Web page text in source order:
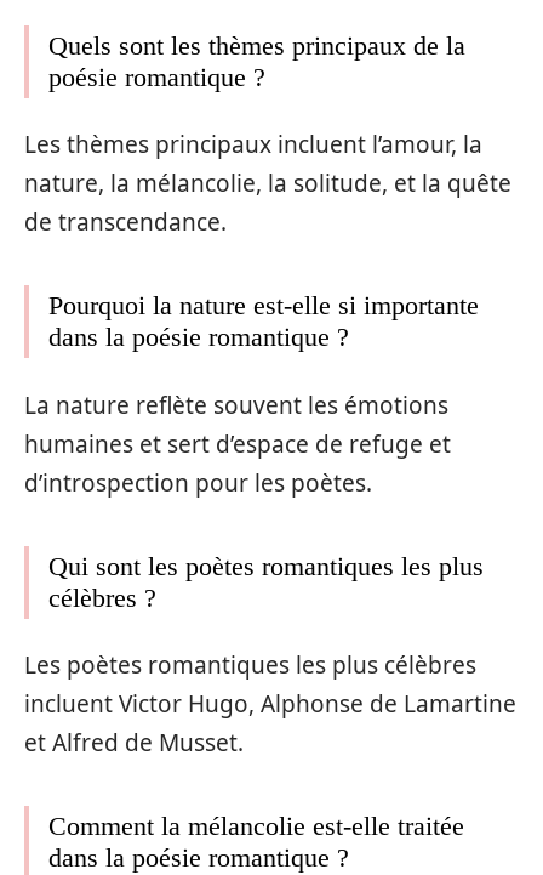
Quels sont les thèmes principaux de la
poésie romantique ?
Les thèmes principaux incluent l’amour, la
nature, la mélancolie, la solitude, et la quête
de transcendance.
Pourquoi la nature est-elle si importante
dans la poésie romantique ?
La nature reflète souvent les émotions
humaines et sert d’espace de refuge et
d’introspection pour les poètes.
Qui sont les poètes romantiques les plus
célèbres ?
Les poètes romantiques les plus célèbres
incluent Victor Hugo, Alphonse de Lamartine
et Alfred de Musset.
Comment la mélancolie est-elle traitée
dans la poésie romantique ?